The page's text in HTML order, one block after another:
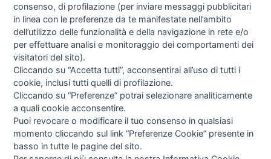
I libri Vedi tutti
consenso, di profilazione (per inviare messaggi pubblicitari
in linea con le preferenze da te manifestate nell’ambito
dell’utilizzo delle funzionalità e della navigazione in rete e/o
per effettuare analisi e monitoraggio dei comportamenti dei
visitatori del sito).
Cliccando su “Accetta tutti”, acconsentirai all’uso di tutti i
cookie, inclusi tutti quelli di profilazione.
Cliccando su “Preferenze” potrai selezionare analiticamente
a quali cookie acconsentire.
Puoi revocare o modificare il tuo consenso in qualsiasi
momento cliccando sul link “Preferenze Cookie” presente in
basso in tutte le pagine del sito.